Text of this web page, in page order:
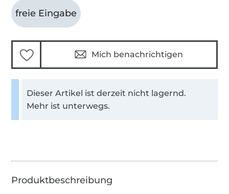
freie Eingabe
Mich benachrichtigen
Dieser Artikel ist derzeit nicht lagernd.
Mehr ist unterwegs.